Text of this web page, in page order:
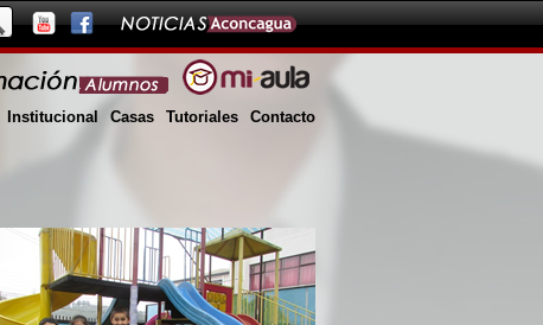
Institucional Casas Tutoriales Contacto